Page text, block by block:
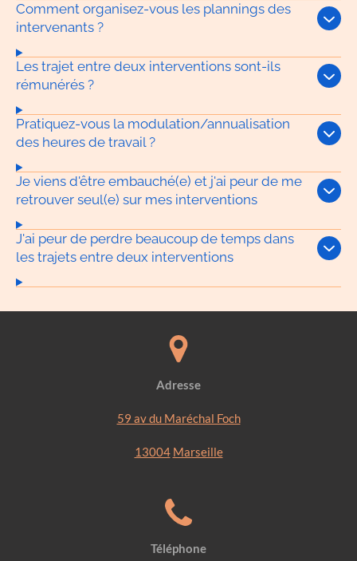
Comment organisez-vous les plannings des
intervenants ?
Les trajet entre deux interventions sont-ils
rémunérés ?
Pratiquez-vous la modulation/annualisation
des heures de travail ?
Je viens d'être embauché(e) et j'ai peur de me
retrouver seul(e) sur mes interventions
J'ai peur de perdre beaucoup de temps dans
les trajets entre deux interventions
Adresse
59 av du Maréchal Foch
13004 Marseille
Téléphone